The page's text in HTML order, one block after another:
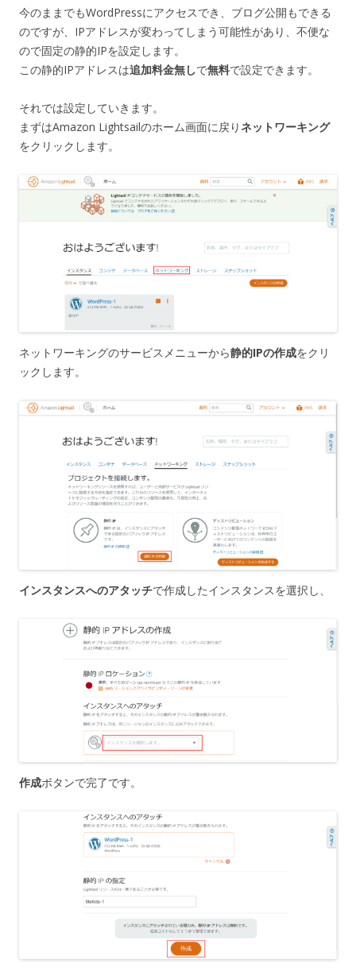
今のままでもWordPressにアクセスでき、ブログ公開もできる
のですが、IPアドレスが変わってしまう可能性があり、不便な
ので固定の静的IPを設定します。
この静的IPアドレスは追加料金無しで無料で設定できます。
それでは設定していきます。
まずはAmazon Lightsailのホーム画面に戻りネットワーキング
をクリックします。
ネットワーキングのサービスメニューから静的IPの作成をクリ
ックします。
インスタンスへのアタッチで作成したインスタンスを選択し、
作成ボタンで完了です。